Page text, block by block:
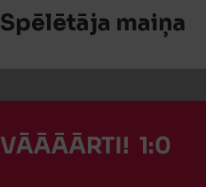
Spēlētāja maiņa
VĀĀĀĀRTI! 1:0